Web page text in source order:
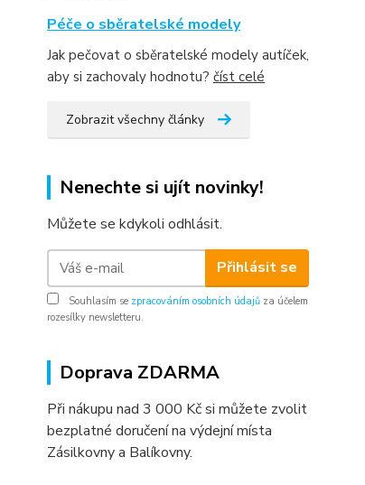
Péče o sběratelské modely
Jak pečovat o sběratelské modely autíček,
aby si zachovaly hodnotu? číst celé
Zobrazit všechny články
Nenechte si ujít novinky!
Můžete se kdykoli odhlásit.
Přihlásit se
Souhlasím se zpracováním osobních údajů za účelem
rozesílky newsletteru.
Doprava ZDARMA
Při nákupu nad 3 000 Kč si můžete zvolit
bezplatné doručení na výdejní místa
Zásilkovny a Balíkovny.